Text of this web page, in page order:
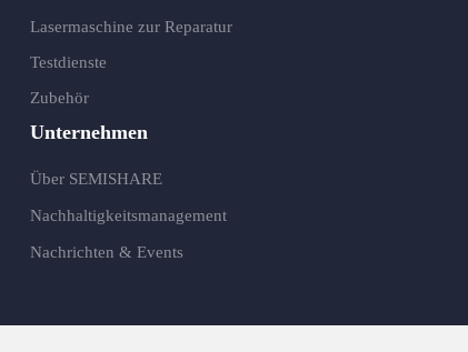
Lasermaschine zur Reparatur
Testdienste
Zubehör
Unternehmen
Über SEMISHARE
Nachhaltigkeitsmanagement
Nachrichten & Events